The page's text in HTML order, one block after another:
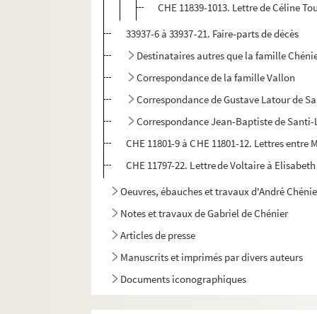
CHE 11839-1013. Lettre de Céline
33937-6 à 33937-21. Faire-parts de décès
Destinataires autres que la famille
Correspondance de la famille Vallon
Correspondance de Gustave Latour de
Correspondance Jean-Baptiste de
CHE 11801-9 à CHE 11801-12. Lettres
CHE 11797-22. Lettre de Voltaire à
Oeuvres, ébauches et travaux d'André
Notes et travaux de Gabriel de Chénier
Articles de presse
Manuscrits et imprimés par divers auteurs
Documents iconographiques